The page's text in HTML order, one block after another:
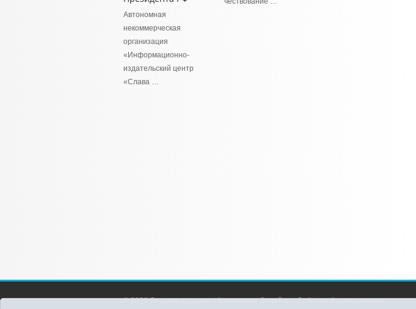
Автономная
некоммерческая
организация
«Информационно-
издательский центр
«Слава …
© 2026 Сетевое издание «Аромашево Онлайн» - События Аромашевского